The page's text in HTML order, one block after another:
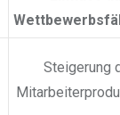
Steigerung